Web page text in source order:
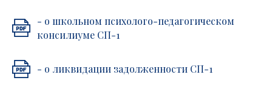
- о школьном психолого-педагогическом
консилиуме СП-1
- о ликвидации задолженности СП-1